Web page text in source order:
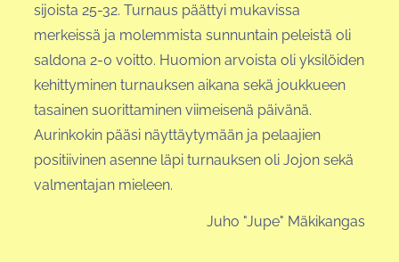
sijoista 25-32. Turnaus päättyi mukavissa
merkeissä ja molemmista sunnuntain peleistä oli
saldona 2-0 voitto. Huomion arvoista oli yksilöiden
kehittyminen turnauksen aikana sekä joukkueen
tasainen suorittaminen viimeisenä päivänä.
Aurinkokin pääsi näyttäytymään ja pelaajien
positiivinen asenne läpi turnauksen oli Jojon sekä
valmentajan mieleen.
Juho "Jupe" Mäkikangas